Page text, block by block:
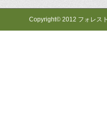
Copyright© 2012 フォレス